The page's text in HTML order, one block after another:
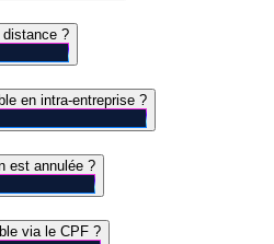
?
en intra-entreprise ?
est annulée ?
via le CPF ?